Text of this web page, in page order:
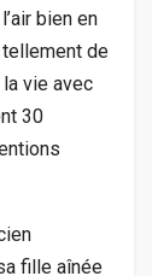
bien en
tellement de
vie avec
30
fille aînée